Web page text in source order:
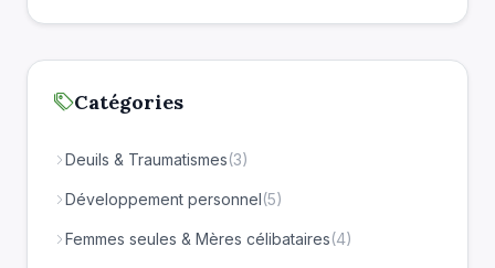
Catégories
Deuils & Traumatismes(3)
Développement personnel(5)
Femmes seules & Mères célibataires(4)